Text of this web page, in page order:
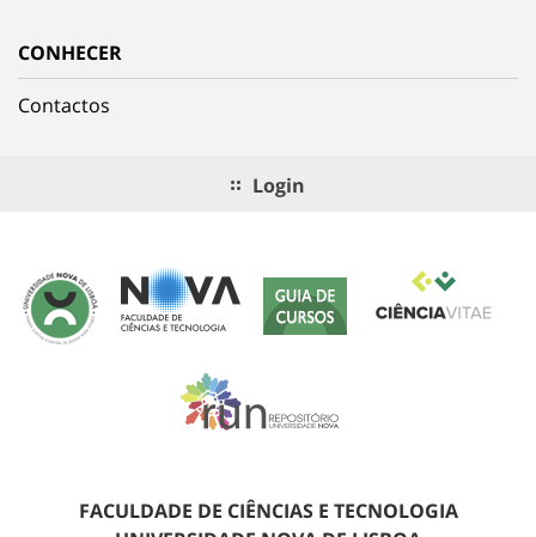
CONHECER
Contactos
Login
FACULDADE DE CIÊNCIAS E TECNOLOGIA